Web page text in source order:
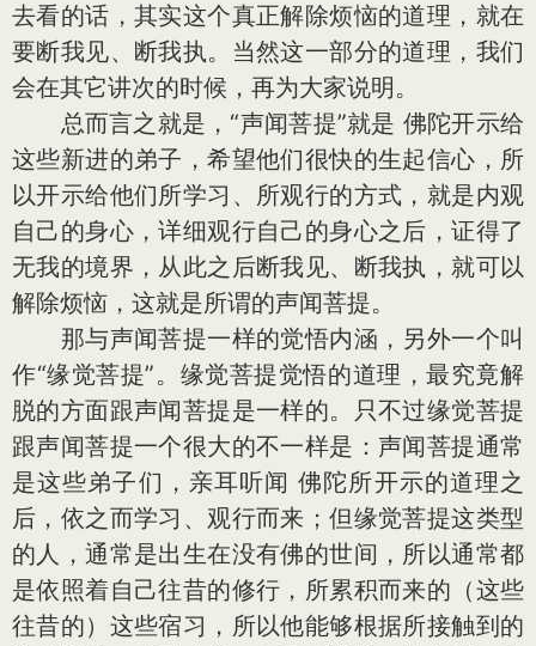
去看的话，其实这个真正解除烦恼的道理，就在
要断我见、断我执。当然这一部分的道理，我们
会在其它讲次的时候，再为大家说明。
总而言之就是，“声闻菩提”就是 佛陀开示给
这些新进的弟子，希望他们很快的生起信心，所
以开示给他们所学习、所观行的方式，就是内观
自己的身心，详细观行自己的身心之后，证得了
无我的境界，从此之后断我见、断我执，就可以
解除烦恼，这就是所谓的声闻菩提。
那与声闻菩提一样的觉悟内涵，另外一个叫
作“缘觉菩提”。缘觉菩提觉悟的道理，最究竟解
脱的方面跟声闻菩提是一样的。只不过缘觉菩提
跟声闻菩提一个很大的不一样是：声闻菩提通常
是这些弟子们，亲耳听闻 佛陀所开示的道理之
后，依之而学习、观行而来；但缘觉菩提这类型
的人，通常是出生在没有佛的世间，所以通常都
是依照着自己往昔的修行，所累积而来的（这些
往昔的）这些宿习，所以他能够根据所接触到的